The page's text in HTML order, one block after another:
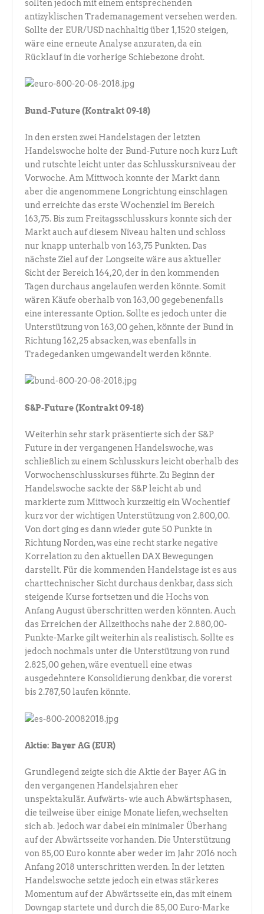
sollten jedoch mit einem entsprechenden
antizyklischen Trademanagement versehen werden.
Sollte der EUR/USD nachhaltig über 1,1520 steigen,
wäre eine erneute Analyse anzuraten, da ein
Rücklauf in die vorherige Schiebezone droht.
Bund-Future (Kontrakt 09-18)
In den ersten zwei Handelstagen der letzten
Handelswoche holte der Bund-Future noch kurz Luft
und rutschte leicht unter das Schlusskursniveau der
Vorwoche. Am Mittwoch konnte der Markt dann
aber die angenommene Longrichtung einschlagen
und erreichte das erste Wochenziel im Bereich
163,75. Bis zum Freitagsschlusskurs konnte sich der
Markt auch auf diesem Niveau halten und schloss
nur knapp unterhalb von 163,75 Punkten. Das
nächste Ziel auf der Longseite wäre aus aktueller
Sicht der Bereich 164,20, der in den kommenden
Tagen durchaus angelaufen werden könnte. Somit
wären Käufe oberhalb von 163,00 gegebenenfalls
eine interessante Option. Sollte es jedoch unter die
Unterstützung von 163,00 gehen, könnte der Bund in
Richtung 162,25 absacken, was ebenfalls in
Tradegedanken umgewandelt werden könnte.
S&P-Future (Kontrakt 09-18)
Weiterhin sehr stark präsentierte sich der S&P
Future in der vergangenen Handelswoche, was
schließlich zu einem Schlusskurs leicht oberhalb des
Vorwochenschlusskurses führte. Zu Beginn der
Handelswoche sackte der S&P leicht ab und
markierte zum Mittwoch kurzzeitig ein Wochentief
kurz vor der wichtigen Unterstützung von 2.800,00.
Von dort ging es dann wieder gute 50 Punkte in
Richtung Norden, was eine recht starke negative
Korrelation zu den aktuellen DAX Bewegungen
darstellt. Für die kommenden Handelstage ist es aus
charttechnischer Sicht durchaus denkbar, dass sich
steigende Kurse fortsetzen und die Hochs von
Anfang August überschritten werden könnten. Auch
das Erreichen der Allzeithochs nahe der 2.880,00-
Punkte-Marke gilt weiterhin als realistisch. Sollte es
jedoch nochmals unter die Unterstützung von rund
2.825,00 gehen, wäre eventuell eine etwas
ausgedehntere Konsolidierung denkbar, die vorerst
bis 2.787,50 laufen könnte.
Aktie: Bayer AG (EUR)
Grundlegend zeigte sich die Aktie der Bayer AG in
den vergangenen Handelsjahren eher
unspektakulär. Aufwärts- wie auch Abwärtsphasen,
die teilweise über einige Monate liefen, wechselten
sich ab. Jedoch war dabei ein minimaler Überhang
auf der Abwärtsseite vorhanden. Die Unterstützung
von 85,00 Euro konnte aber weder im Jahr 2016 noch
Anfang 2018 unterschritten werden. In der letzten
Handelswoche setzte jedoch ein etwas stärkeres
Momentum auf der Abwärtsseite ein, das mit einem
Downgap startete und durch die 85,00 Euro-Marke